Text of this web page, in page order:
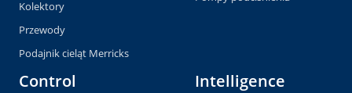
Kolektory
Przewody
Podajnik cieląt Merricks
Control Intelligence